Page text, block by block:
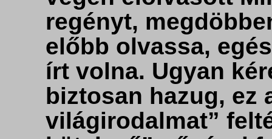
regényt,
előbb olvassa,
írt volna. Ugyan
biztosan hazug, ez
világirodalmat”